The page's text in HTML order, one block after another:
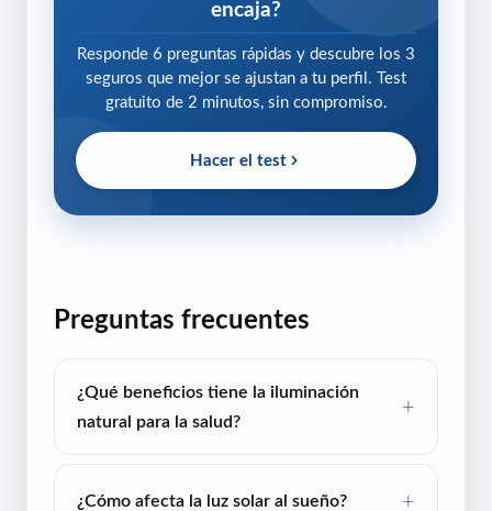
encaja?
Responde 6 preguntas rápidas y descubre los 3
seguros que mejor se ajustan a tu perfil. Test
gratuito de 2 minutos, sin compromiso.
Hacer el test
Preguntas frecuentes
¿Qué beneficios tiene la iluminación
natural para la salud?
¿Cómo afecta la luz solar al sueño?